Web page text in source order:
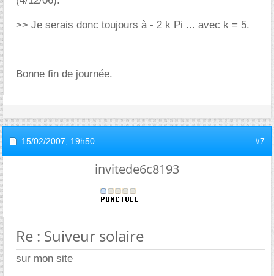
>> Je serais donc toujours à - 2 k Pi ... avec k = 5.
Bonne fin de journée.
15/02/2007, 19h50 #7
invitede6c8193
Re : Suiveur solaire
sur mon site